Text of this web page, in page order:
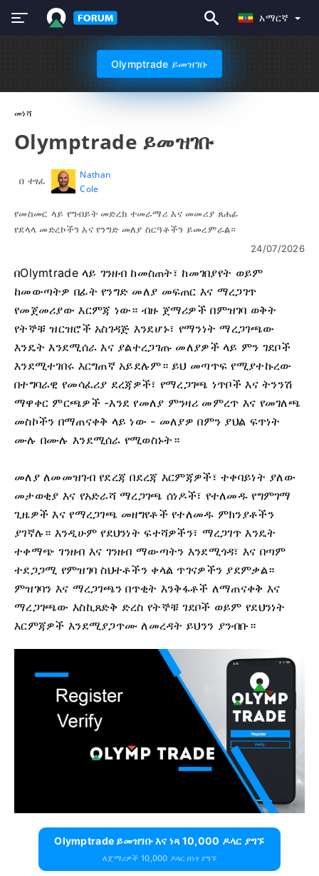
አማርኛ
Olymptrade ይመዝገቡ
መነሻ
Olymptrade ይመዝገቡ
በ ተፃፈ
Nathan
Cole
የመስመር ላይ የግብይት መድረክ ተመራማሪ እና መመሪያ ጸሐፊ
የደላላ መድረኮችን እና የንግድ መለያ ስርዓቶችን ይመረምራል።
24/07/2026
በOlymtrade ላይ ገንዘብ ከመስጠት፣ ከመገበያየት ወይም
ከመውጣትዎ በፊት የንግድ መለያ መፍጠር እና ማረጋገጥ
የመጀመሪያው እርምጃ ነው። ብዙ ጀማሪዎች በምዝገባ ወቅት
የትኞቹ ዝርዝሮች አስገዳጅ እንደሆኑ፣ የማንነት ማረጋገጫው
እንዴት እንደሚሰራ እና ያልተረጋገጡ መለያዎች ላይ ምን ገደቦች
እንደሚተገበሩ እርግጠኛ አይደሉም። ይህ መጣጥፍ የሚያተኩረው
በተግባራዊ የመሳፈሪያ ደረጃዎች፣ የማረጋገጫ ነጥቦች እና ትንንሽ
ማዋቀር ምርጫዎች -እንደ የመለያ ምንዛሪ መምረጥ እና የመገለጫ
መስኮችን በማጠናቀቅ ላይ ነው - መለያዎ በምን ያህል ፍጥነት
ሙሉ በሙሉ እንደሚሰራ የሚወስኑት።
መለያ ለመመዝገብ የደረጃ በደረጃ እርምጃዎች፣ ተቀባይነት ያለው
መታወቂያ እና የአድራሻ ማረጋገጫ ሰነዶች፣ የተለመዱ የግምገማ
ጊዜዎች እና የማረጋገጫ መዘግየቶች የተለመዱ ምክንያቶችን
ያገኛሉ። እንዲሁም የደህንነት ፍተሻዎችን፣ ማረጋገጥ እንዴት
ተቀማጭ ገንዘብ እና ገንዘብ ማውጣትን እንደሚጎዳ፣ እና በጣም
ተደጋጋሚ የምዝገባ ስህተቶችን ቀላል ጥገናዎችን ያደምቃል።
ምዝገባን እና ማረጋገጫን በጥቂት እንቅፋቶች ለማጠናቀቅ እና
ማረጋገጫው እስኪጸድቅ ድረስ የትኞቹ ገደቦች ወይም የደህንነት
እርምጃዎች እንደሚያጋጥሙ ለመረዳት ይህንን ያንብቡ።
Olymptrade ይመዝገቡ እና ነጻ 10,000 ዶላር ያግኙ
ለጀማሪዎች 10,000 ዶላር በነፃ ያግኙ